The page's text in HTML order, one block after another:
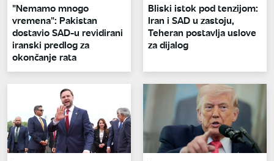
"Nemamo mnogo
vremena": Pakistan
dostavio SAD-u revidirani
iranski predlog za
okončanje rata
Bliski istok pod tenzijom:
Iran i SAD u zastoju,
Teheran postavlja uslove
za dijalog